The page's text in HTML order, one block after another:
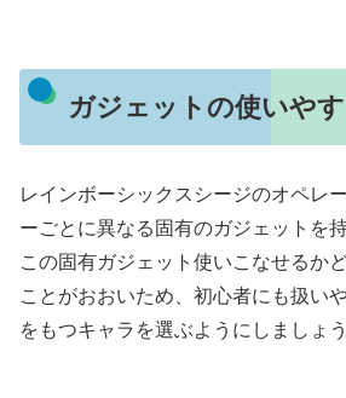
ガジェットの使いや
レインボーシックスシージのオペレ
ーごとに異なる固有のガジェットを
この固有ガジェット使いこなせるか
ことがおおいため、初心者にも扱い
をもつキャラを選ぶようにしましょう